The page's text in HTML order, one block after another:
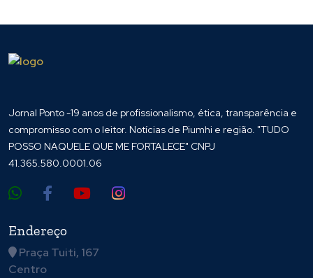
Jornal Ponto -19 anos de profissionalismo, ética, transparência e
compromisso com o leitor. Notícias de Piumhi e região. "TUDO
POSSO NAQUELE QUE ME FORTALECE" CNPJ
41.365.580.0001.06
Endereço
Praça Tuiti, 167
Centro